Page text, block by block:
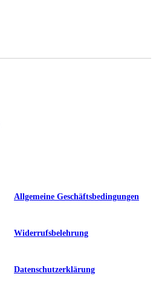
Allgemeine Geschäftsbedingungen
Widerrufsbelehrung
Datenschutzerklärung